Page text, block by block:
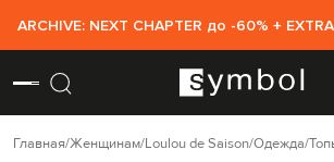
ARCHIVE: NEXT CHAPTER до -60% +
Главная Женщинам Loulou de Saison Одежда